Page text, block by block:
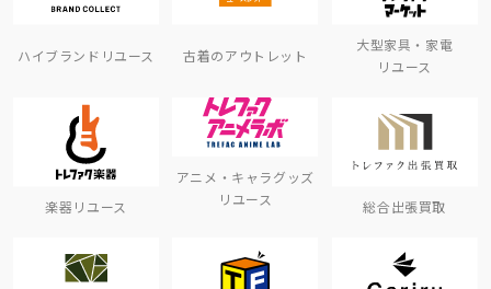
ハイブランドリユース 古着のアウトレット
大型家具・家電
リユース
楽器リユース
アニメ・キャラグッズ
リユース
総合出張買取